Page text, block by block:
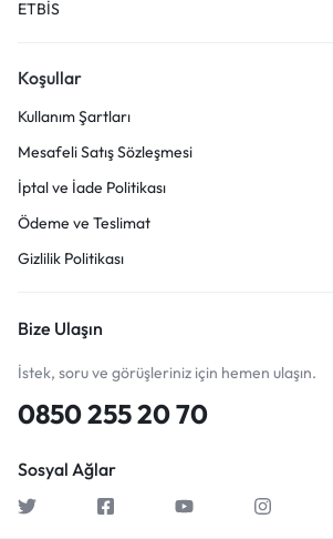
ETBİS
Koşullar
Kullanım Şartları
Mesafeli Satış Sözleşmesi
İptal ve İade Politikası
Ödeme ve Teslimat
Gizlilik Politikası
Bize Ulaşın
İstek, soru ve görüşleriniz için hemen ulaşın.
0850 255 20 70
Sosyal Ağlar